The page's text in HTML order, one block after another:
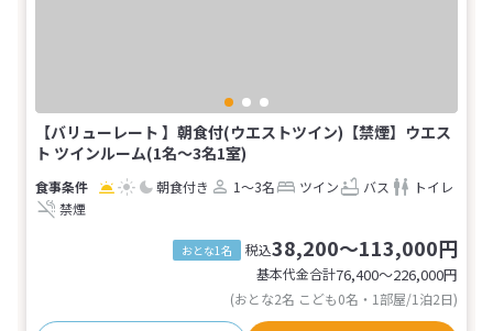
【バリューレート 】朝食付(ウエストツイン)【禁煙】ウエス
ト ツインルーム(1名～3名1室)
朝食付き 1～3名 ツイン バス
トイレ
禁煙
おとな1名 税込38,200～113,000円
基本代金合計76,400〜226,000円
(おとな2名 こども0名・1部屋/1泊2日)